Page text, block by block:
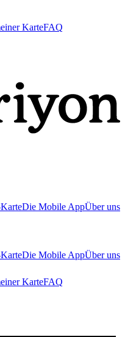
KarteFAQ
Die Mobile AppÜber uns
Die Mobile AppÜber uns
KarteFAQ